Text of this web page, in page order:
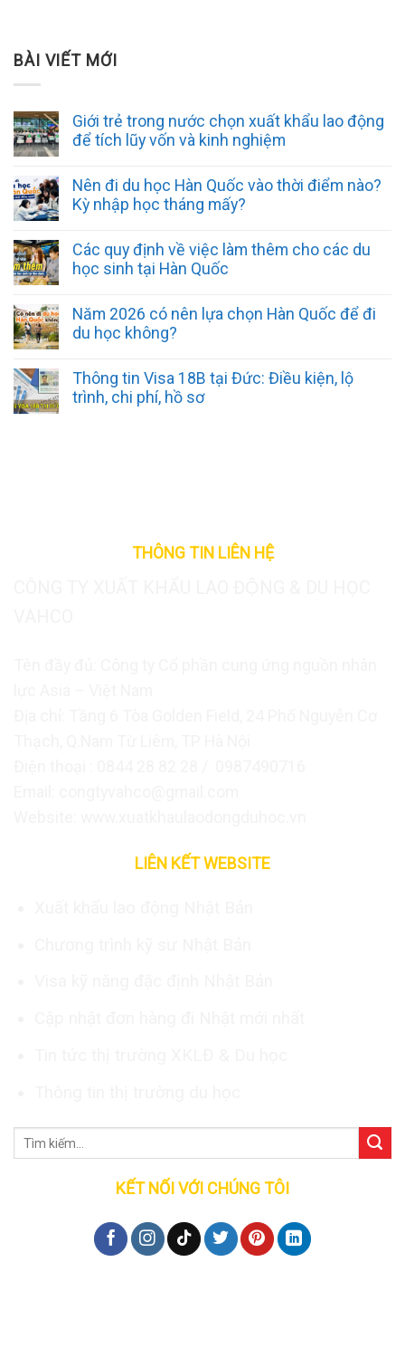
BÀI VIẾT MỚI
Giới trẻ trong nước chọn xuất khẩu lao động
để tích lũy vốn và kinh nghiệm
Nên đi du học Hàn Quốc vào thời điểm nào?
Kỳ nhập học tháng mấy?
Các quy định về việc làm thêm cho các du
học sinh tại Hàn Quốc
Năm 2026 có nên lựa chọn Hàn Quốc để đi
du học không?
Thông tin Visa 18B tại Đức: Điều kiện, lộ
trình, chi phí, hồ sơ
THÔNG TIN LIÊN HỆ
LIÊN KẾT WEBSITE
KẾT NỐI VỚI CHÚNG TÔI